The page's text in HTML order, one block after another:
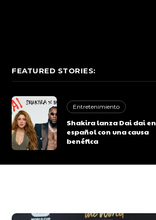
FEATURED STORIES:
Entretenimiento
Shakira lanza Dai dai en
español con una causa
benéfica